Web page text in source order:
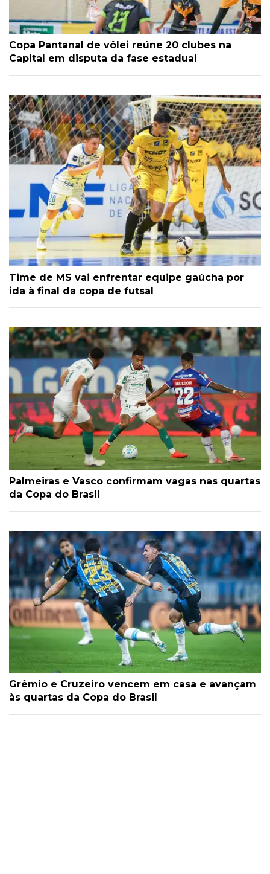
Copa Pantanal de vôlei reúne 20 clubes na
Capital em disputa da fase estadual
Time de MS vai enfrentar equipe gaúcha por
ida à final da copa de futsal
Palmeiras e Vasco confirmam vagas nas quartas
da Copa do Brasil
Grêmio e Cruzeiro vencem em casa e avançam
às quartas da Copa do Brasil